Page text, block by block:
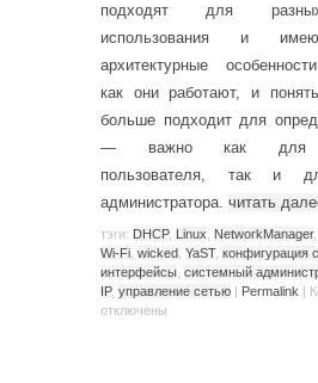
подходят для
использования и
архитектурные
как они работают, и
больше подходит для
— важно как для
пользователя, так и
администратора. читать
тэги: DHCP, Linux NetworkManager,
Wi-Fi wicked YaST, конфигурация
интерфейсы системный
IP, управление сетью | Permalink |
отключены